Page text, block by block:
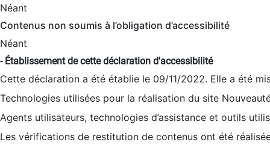
Néant
Contenus non soumis à l’obligation d’accessibilité
Néant
- Établissement de cette déclaration d'accessibilité
Cette déclaration a été établie le 09/11/2022. Elle a été
Technologies utilisées pour la réalisation du site
Agents utilisateurs, technologies d’assistance et outils
Les vérifications de restitution de contenus ont été